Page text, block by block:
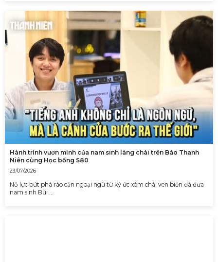
Hành trình vươn mình của nam sinh làng chài trên Báo Thanh
Niên cùng Học bổng S80
23/07/2026
Nỗ lực bứt phá rào cản ngoại ngữ từ ký ức xóm chài ven biển đã đưa
nam sinh Bùi …